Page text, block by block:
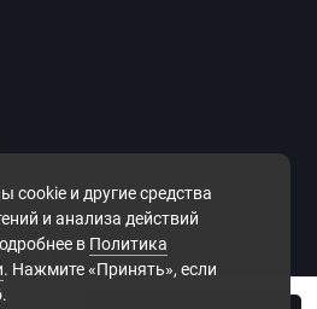
и другие средства
и анализа действий
в Политика
. Нажмите «Принять», если